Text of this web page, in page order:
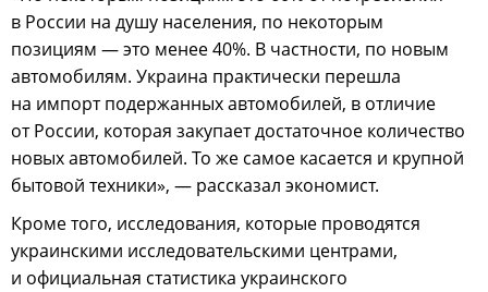
в России на душу населения, по некоторым
позициям — это менее 40%. В частности, по новым
автомобилям. Украина практически перешла
на импорт подержанных автомобилей, в отличие
от России, которая закупает достаточное количество
новых автомобилей. То же самое касается и крупной
бытовой техники», — рассказал экономист.
Кроме того, исследования, которые проводятся
украинскими исследовательскими центрами,
и официальная статистика украинского